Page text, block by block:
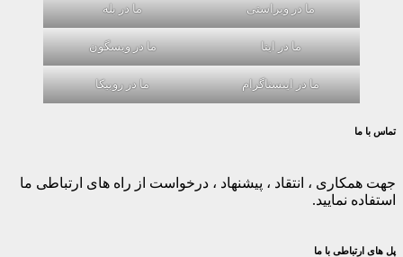
ما در ویراستی ما در بله
ما در ایتا ما در ویسگون
ما در اینستاگرام ما در روبیکا
تماس با ما
جهت همکاری ، انتقاد ، پیشنهاد ، درخواست از راه های ارتباطی ما
استفاده نمایید.
پل های ارتباطی با ما